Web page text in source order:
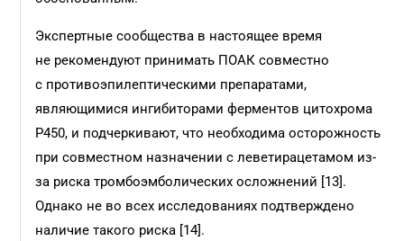
Экспертные сообщества в настоящее время
не рекомендуют принимать ПОАК совместно
с противоэпилептическими препаратами,
являющимися ингибиторами ферментов цитохрома
Р450, и подчеркивают, что необходима осторожность
при совместном назначении с леветирацетамом из-
за риска тромбоэмболических осложнений [13].
Однако не во всех исследованиях подтверждено
наличие такого риска [14].